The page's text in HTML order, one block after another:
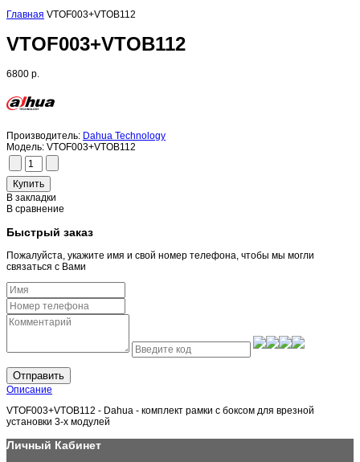
Главная VTOF003+VTOB112
VTOF003+VTOB112
6800 р.
Производитель: Dahua Technology
Модель: VTOF003+VTOB112
В закладки
В сравнение
Быстрый заказ
Пожалуйста, укажите имя и свой номер телефона, чтобы мы могли
связаться с Вами
Отправить
Описание
VTOF003+VTOB112 - Dahua - комплект рамки с боксом для врезной
установки 3-х модулей
Личный Кабинет